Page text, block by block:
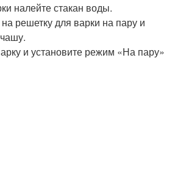
налейте стакан воды.
решетку для варки на пару и
и установите режим «На пару»